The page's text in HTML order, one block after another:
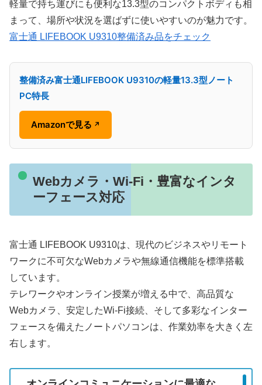
軽量で持ち運びにも便利な13.3型のコンパクトボディも相
まって、場所や状況を選ばずに使いやすいのが魅力です。
富士通 LIFEBOOK U9310整備済み品をチェック
整備済み富士通LIFEBOOK U9310の軽量13.3型ノート
PC特長
Amazonで見る ↗
Webカメラ・Wi-Fi・豊富なインタ
ーフェース対応
富士通 LIFEBOOK U9310は、現代のビジネスやリモート
ワークに不可欠なWebカメラや無線通信機能を標準搭載
しています。
テレワークやオンライン授業が増える中で、高品質な
Webカメラ、安定したWi-Fi接続、そして多彩なインター
フェースを備えたノートパソコンは、作業効率を大きく左
右します。